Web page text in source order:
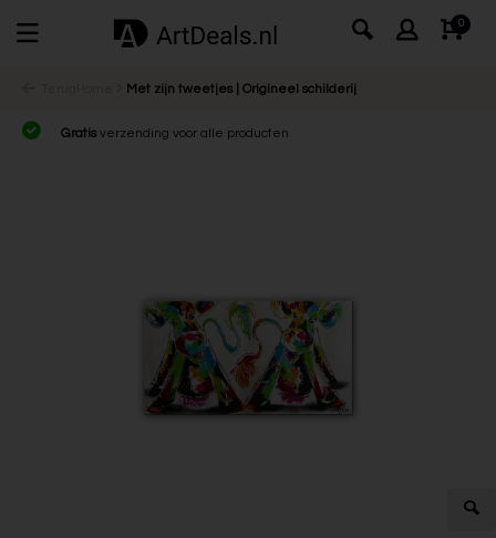
0
Met zijn tweetjes | Origineel schilderij
Gratis verzending voor alle producten